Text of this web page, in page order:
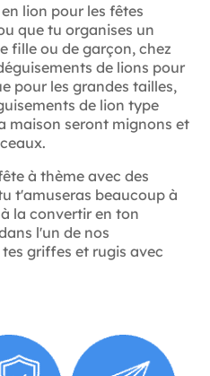
lion pour les fêtes
que tu organises un
fille ou de garçon, chez
de lions pour
pour les grandes tailles,
de lion type
maison seront mignons et
à thème avec des
t'amuseras beaucoup à
la convertir en ton
l'un de nos
griffes et rugis avec